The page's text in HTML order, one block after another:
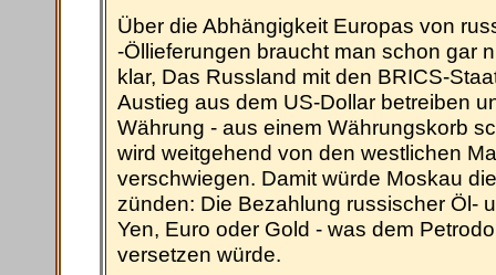
Über die Abhängigkeit Europas von
-Öllieferungen braucht man schon gar
klar, Das Russland mit den BRICS-
Austieg aus dem US-Dollar betreiben
Währung - aus einem Währungskorb
wird weitgehend von den westlichen
verschwiegen. Damit würde Moskau
zünden: Die Bezahlung russischer Öl-
Yen, Euro oder Gold - was dem
versetzen würde.